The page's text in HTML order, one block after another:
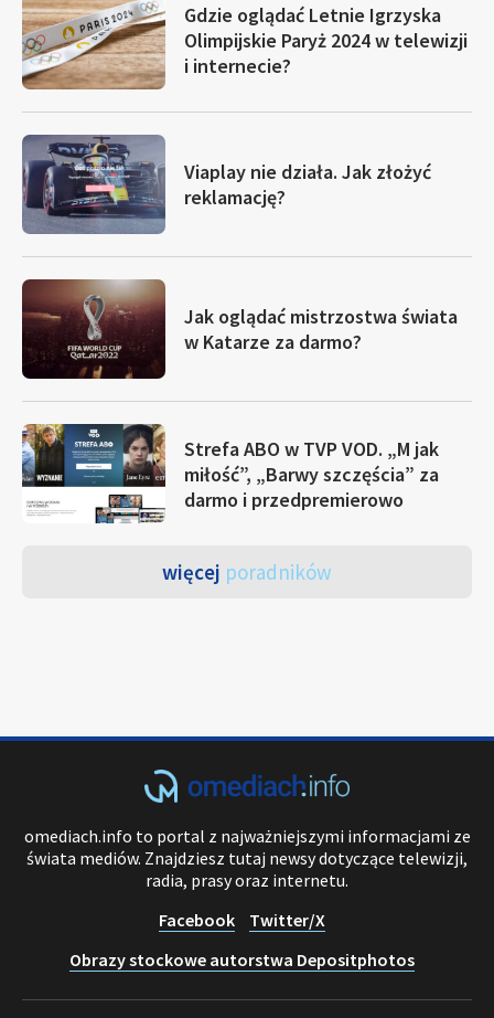
Gdzie oglądać Letnie Igrzyska
Olimpijskie Paryż 2024 w telewizji
i internecie?
Viaplay nie działa. Jak złożyć
reklamację?
Jak oglądać mistrzostwa świata
w Katarze za darmo?
Strefa ABO w TVP VOD. „M jak
miłość”, „Barwy szczęścia” za
darmo i przedpremierowo
więcej poradników
omediach.info to portal z najważniejszymi informacjami ze
świata mediów. Znajdziesz tutaj newsy dotyczące telewizji,
radia, prasy oraz internetu.
Facebook
Twitter/X
Obrazy stockowe autorstwa Depositphotos